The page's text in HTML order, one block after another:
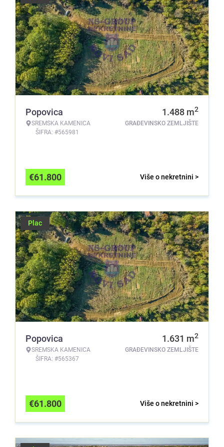
Popovica
SREMSKA KAMENICA
ŠIFRA: #565981
1.488 m2
GRAĐEVINSKO ZEMLJIŠTE
Više o nekretnini >
€61.800
Plac
Popovica
SREMSKA KAMENICA
ŠIFRA: #565367
1.631 m2
GRAĐEVINSKO ZEMLJIŠTE
Više o nekretnini >
€61.800